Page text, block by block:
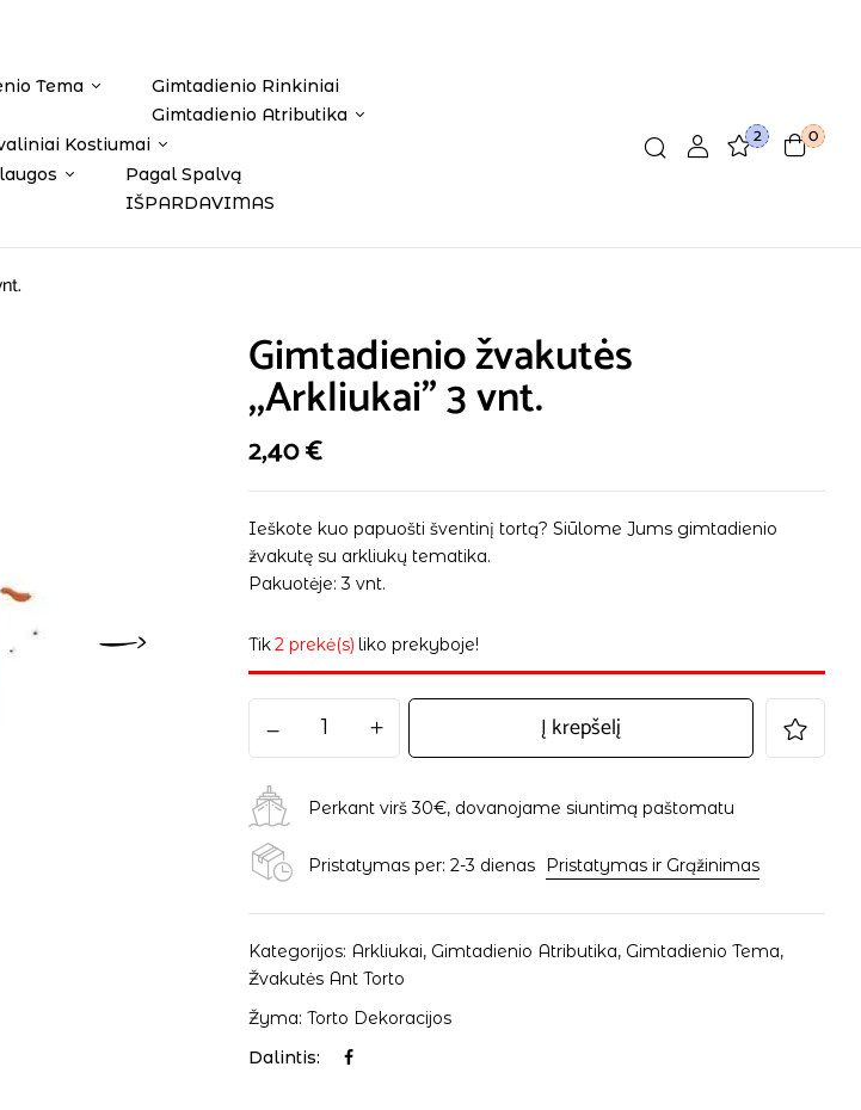
Tema
Gimtadienio Rinkiniai
Gimtadienio Atributika
Kostiumai
Pagal Spalvą
IŠPARDAVIMAS
2 0
Gimtadienio žvakutės
,,Arkliukai” 3 vnt.
2,40€
Ieškote kuo papuošti šventinį tortą? Siūlome Jums gimtadienio
žvakutę su arkliukų tematika.
Pakuotėje: 3 vnt.
Tik2 prekė(s) liko prekyboje!
Į krepšelį
Perkant virš 30€, dovanojame siuntimą paštomatu
Pristatymas per: 2-3 dienas Pristatymas ir Grąžinimas
Kategorijos: Arkliukai, Gimtadienio Atributika, Gimtadienio Tema,
Žvakutės Ant Torto
Žyma:Torto Dekoracijos
Dalintis: